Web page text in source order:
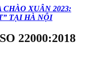
XUÂN 2023:
TẠI HÀ NỘI
22000:2018